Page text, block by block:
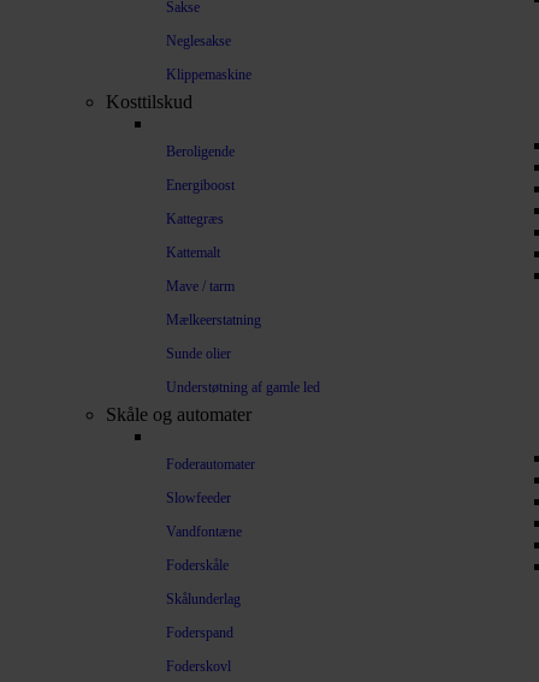
Sakse
Neglesakse
Klippemaskine
Kosttilskud
Beroligende
Energiboost
Kattegræs
Kattemalt
Mave / tarm
Mælkeerstatning
Sunde olier
Understøtning af gamle led
Skåle og automater
Foderautomater
Slowfeeder
Vandfontæne
Foderskåle
Skålunderlag
Foderspand
Foderskovl